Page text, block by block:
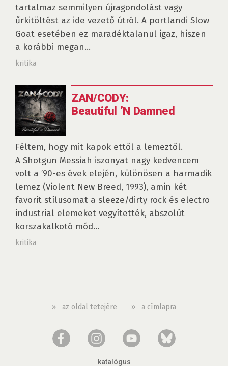
tartalmaz semmilyen újragondolást vagy
űrkitöltést az ide vezető útról. A portlandi Slow
Goat esetében ez maradéktalanul igaz, hiszen
a korábbi megan...
kritika
ZAN/CODY:
Beautiful ’N Damned
Féltem, hogy mit kapok ettől a lemeztől.
A Shotgun Messiah iszonyat nagy kedvencem
volt a ’90-es évek elején, különösen a harmadik
lemez (Violent New Breed, 1993), amin két
favorit stílusomat a sleeze/dirty rock és electro
industrial elemeket vegyítették, abszolút
korszakalkotó mód...
kritika
» az oldal tetejére » a címlapra
katalógus